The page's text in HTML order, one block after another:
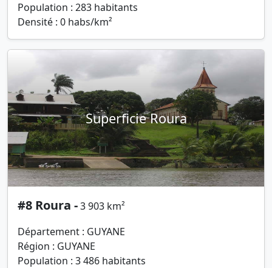
Population : 283 habitants
Densité : 0 habs/km²
Superficie Roura
#8 Roura -3 903 km²
Département : GUYANE
Région : GUYANE
Population : 3 486 habitants